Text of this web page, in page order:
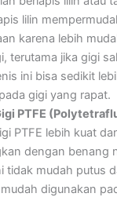
lilin
karena lebih
terutama jika gigi
ini bisa sedikit
gigi yang rapat.
PTFE
PTFE lebih kuat
dengan benang
tidak mudah putus
digunakan